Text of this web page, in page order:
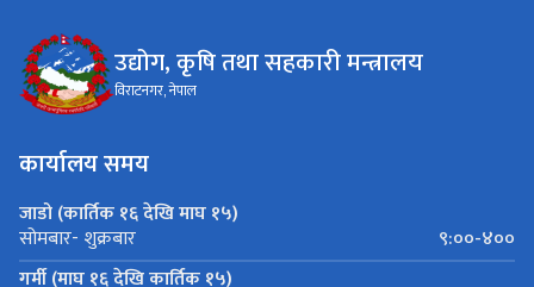
उद्योग, कृषि तथा सहकारी मन्त्रालय
विराटनगर, नेपाल
कार्यालय समय
जाडो (कार्तिक १६ देखि माघ १५)
सोमबार- शुक्रबार
९:००-४००
गर्मी (माघ १६ देखि कार्तिक १५)